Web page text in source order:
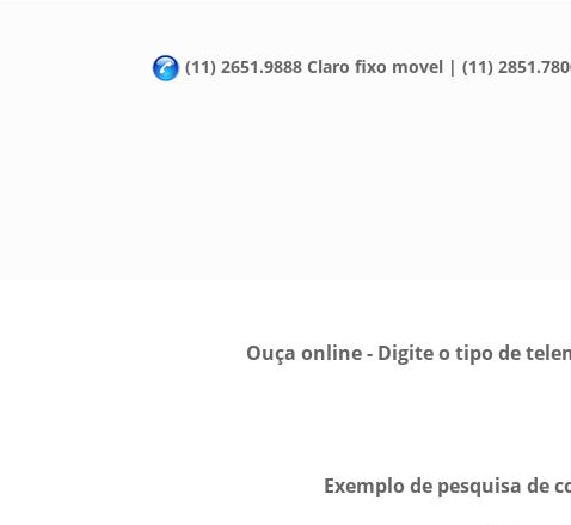
(11) 2651.9888 Claro fixo movel | (11)
Ouça online - Digite o tipo de
Exemplo de pesquisa de